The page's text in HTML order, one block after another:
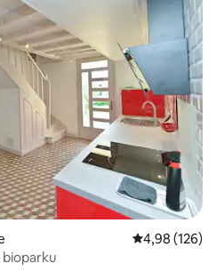
Wybór gości
Średnia
4,98 (126)
bioparku